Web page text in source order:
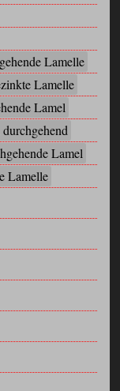
Lamelle
Lamelle
Lamel
Lamel
Lamelle